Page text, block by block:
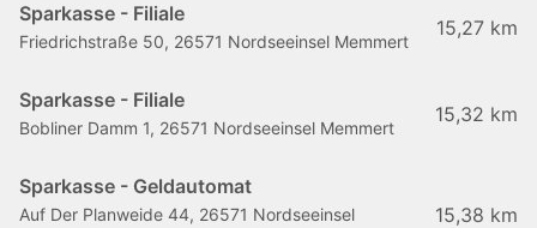
Sparkasse - Filiale
Friedrichstraße 50, 26571 Nordseeinsel Memmert
15,27 km
Sparkasse - Filiale
Bobliner Damm 1, 26571 Nordseeinsel Memmert
15,32 km
Sparkasse - Geldautomat
Auf Der Planweide 44, 26571 Nordseeinsel
15,38 km